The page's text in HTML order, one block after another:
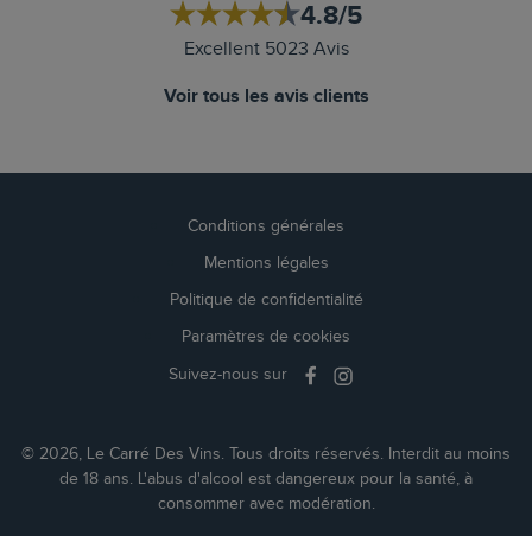
4.8/5
Excellent 5023 Avis
Voir tous les avis clients
Conditions générales
Mentions légales
Politique de confidentialité
Paramètres de cookies
Suivez-nous sur
© 2026, Le Carré Des Vins. Tous droits réservés. Interdit au moins
de 18 ans. L'abus d'alcool est dangereux pour la santé, à
consommer avec modération.